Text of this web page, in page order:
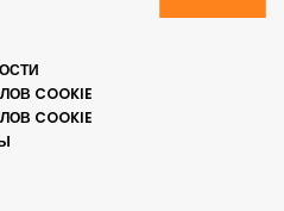
COOKIE
COOKIE